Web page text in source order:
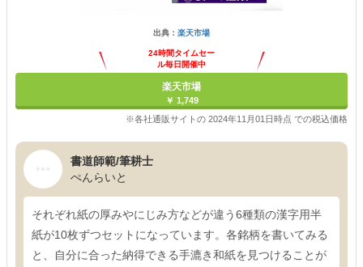
出典： 楽天市場
24時間タイムセー
ル毎日開催中
楽天市場
￥ 1,749
※各社通販サイトの 2024年11月01日時点 での税込価格
書道師範/筆耕士
ぺんらいと
それぞれ紙の厚みやにじみ方などが違う6種類の漢字用半
紙が10枚ずつセットになっています。各銘柄を書いてみる
と、自分に合った納得できる手漉き和紙を見つけることが